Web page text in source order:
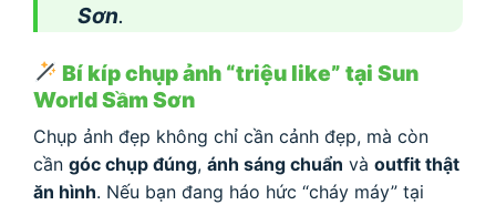
Sơn.
Bí kíp chụp ảnh “triệu like” tại Sun
World Sầm Sơn
Chụp ảnh đẹp không chỉ cần cảnh đẹp, mà còn
cần góc chụp đúng, ánh sáng chuẩn và outfit thật
ăn hình. Nếu bạn đang háo hức “cháy máy” tại